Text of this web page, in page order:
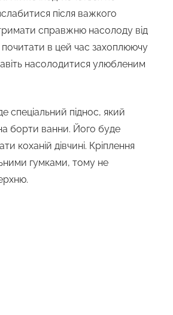
після важкого
справжню насолоду від
в цей час захоплюючу
насолодитися улюбленим
спеціальний піднос, який
борти ванни. Його буде
коханій дівчині. Кріплення
гумками, тому не